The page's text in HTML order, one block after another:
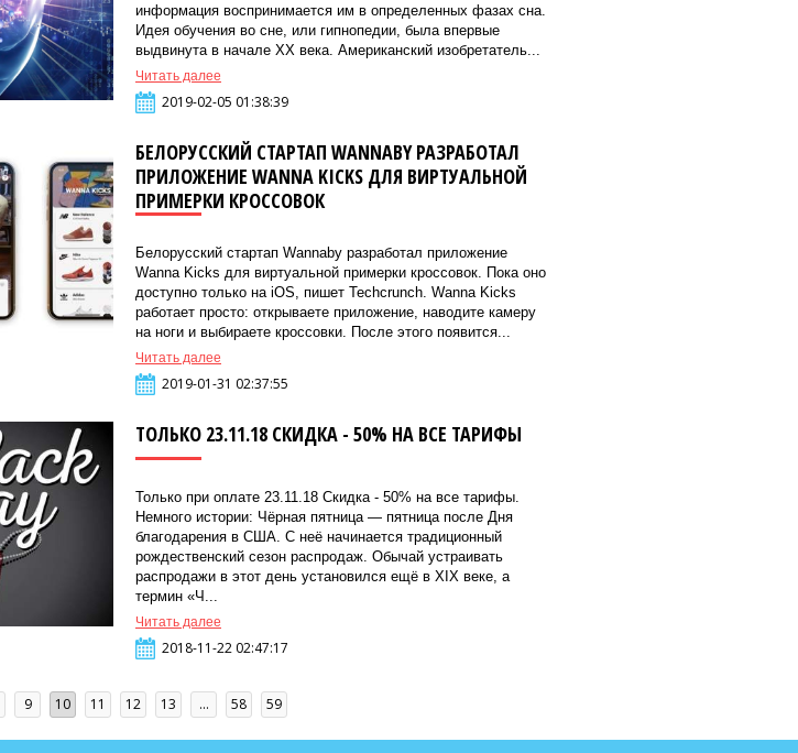
информация воспринимается им в определенных фазах сна.
Идея обучения во сне, или гипнопедии, была впервые
выдвинута в начале XX века. Американский изобретатель...
Читать далее
2019-02-05 01:38:39
БЕЛОРУССКИЙ СТАРТАП WANNABY РАЗРАБОТАЛ
ПРИЛОЖЕНИЕ WANNA KICKS ДЛЯ ВИРТУАЛЬНОЙ
ПРИМЕРКИ КРОССОВОК
Белорусский стартап Wannaby разработал приложение
Wanna Kicks для виртуальной примерки кроссовок. Пока оно
доступно только на iOS, пишет Techcrunch. Wanna Kicks
работает просто: открываете приложение, наводите камеру
на ноги и выбираете кроссовки. После этого появится...
Читать далее
2019-01-31 02:37:55
ТОЛЬКО 23.11.18 СКИДКА - 50% НА ВСЕ ТАРИФЫ
Только при оплате 23.11.18 Скидка - 50% на все тарифы.
Немного истории: Чёрная пятница — пятница после Дня
благодарения в США. С неё начинается традиционный
рождественский сезон распродаж. Обычай устраивать
распродажи в этот день установился ещё в XIX веке, а
термин «Ч...
Читать далее
2018-11-22 02:47:17
9 10 11 12 13 ... 58 59